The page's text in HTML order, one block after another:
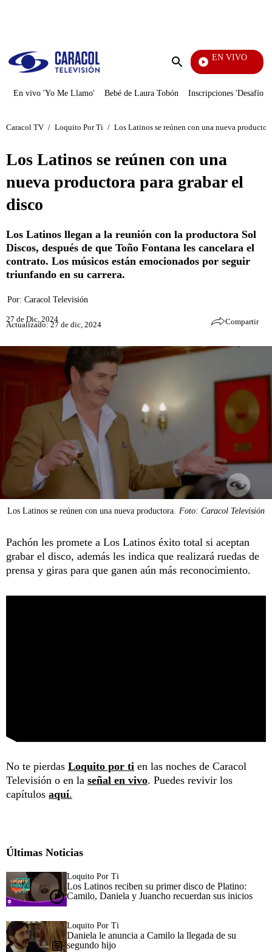
Enviar
EN VIVO
Se
En vivo 'Yo Me Llamo' Bebé de Laura Tobón Inscripciones 'Desafío'
Caracol TV / Loquito Por Ti / Los Latinos se reúnen con una nueva
Los Latinos se reúnen con una
nueva productora para grabar el
disco
Los Latinos llegan a la reunión con la productora Sol
Discos, después de que Toño Fontana les cancelara el
contrato. Los músicos están emocionados por seguir
triunfando en su carrera.
Por: Caracol Televisión
27 de Dic, 2024
Actualizado: 27 de dic, 2024 Compartir
Los Latinos se reúnen con una nueva productora. Foto: Caracol Televisión
Pachón les promete a Los Latinos éxito total si aceptan
grabar el disco, además les indica que realizará ruedas de
prensa y giras para que ganen aún más reconocimiento.
No te pierdas Loquito por ti en las noches de Caracol
Televisión o en la señal en vivo. Puedes revivir los
capítulos aquí.
Últimas Noticias
Loquito Por Ti
Los Latinos reciben su primer disco de Platino:
Camilo, Daniela y Juancho recuerdan sus inicios
Loquito Por Ti
Daniela le anuncia a Camilo la llegada de su
segundo hijo